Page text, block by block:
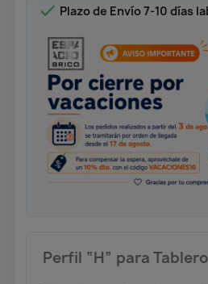
 Plazo de Envío 7-10 días
Perfil “H” para